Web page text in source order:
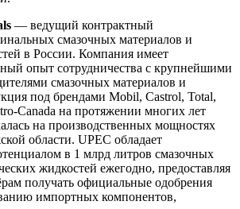
— ведущий контрактный
смазочных материалов и
в России. Компания имеет
опыт сотрудничества с крупнейшими
смазочных материалов и
под брендами Mobil, Castrol, Total,
Canada на протяжении многих лет
на производственных мощностях
области. UPEC обладает
в 1 млрд литров смазочных
жидкостей ежегодно, предоставляя
получать официальные одобрения
импортных компонентов,